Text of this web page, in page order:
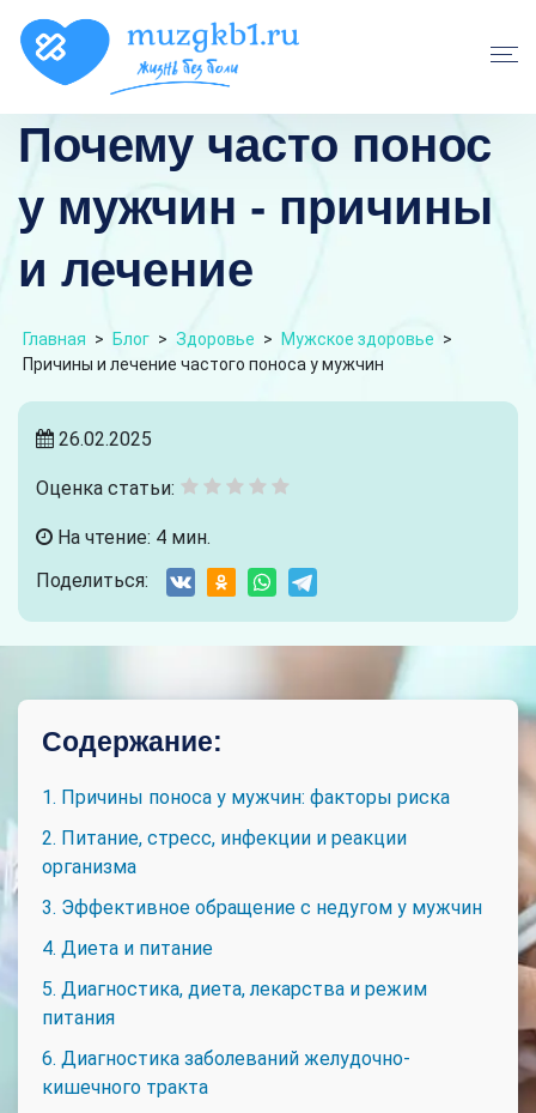
Почему часто понос
у мужчин - причины
и лечение
Главная > Блог > Здоровье > Мужское здоровье >
Причины и лечение частого поноса у мужчин
26.02.2025
Оценка статьи:
На чтение: 4 мин.
Поделиться:
Содержание:
1. Причины поноса у мужчин: факторы риска
2. Питание, стресс, инфекции и реакции
организма
3. Эффективное обращение с недугом у мужчин
4. Диета и питание
5. Диагностика, диета, лекарства и режим
питания
6. Диагностика заболеваний желудочно-
кишечного тракта